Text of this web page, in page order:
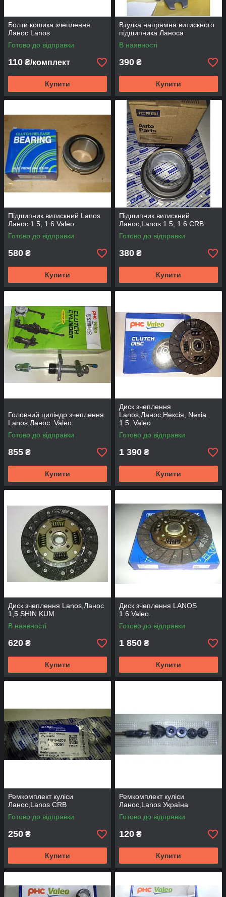
Болти кошика зчеплення
Ланос Lanos
Готово до відправки
110 ₴/комплект
Купити
Втулка напрямна витискного
підшипника Ланоса
В наявності
390 ₴
Купити
Підшипник витискний Lanos
Ланос 1.5, 1.6 Valeo
Готово до відправки
580 ₴
Купити
Підшипник витискний
Ланос,Lanos 1.5, 1.6 CRB
Готово до відправки
380 ₴
Купити
Головний циліндр зчеплення
Lanos,Ланос. Valeo
Готово до відправки
855 ₴
Купити
Диск зчеплення
Lanos,Ланос,Нексія, Nexia
1.5. Valeo
Готово до відправки
1 390 ₴
Купити
Диск зчеплення Lanos,Ланос
1,5 SHIN KUM
В наявності
620 ₴
Купити
Диск зчеплення LANOS
1.6.Valeo.
Готово до відправки
1 850 ₴
Купити
Ремкомплект куліси
Ланос,Lanos CRB
Готово до відправки
250 ₴
Купити
Ремкомплект куліси
Ланос,Lanos Україна
Готово до відправки
120 ₴
Купити